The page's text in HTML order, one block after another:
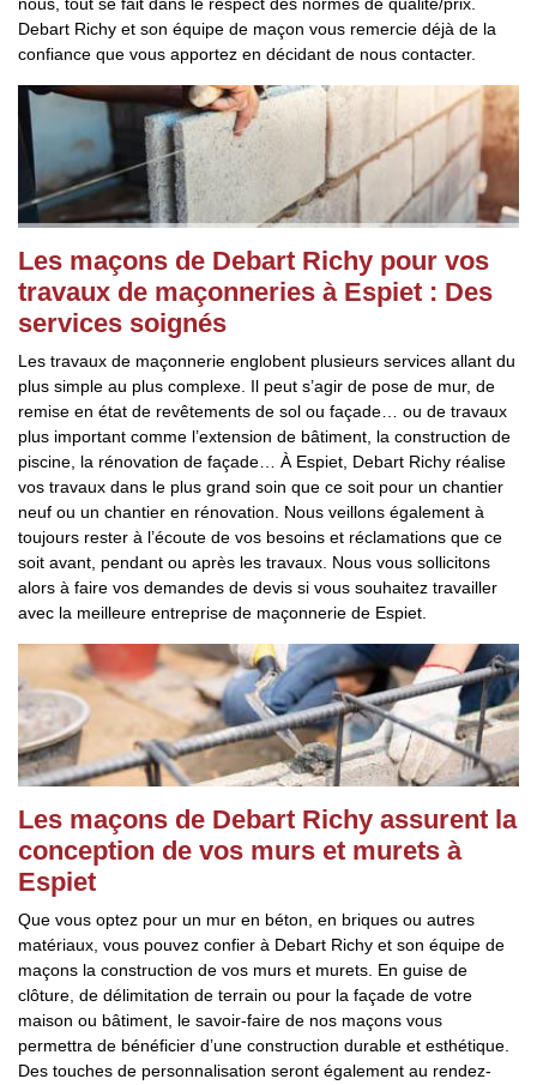
Debart Richy et son équipe de maçon vous remercie déjà de la
confiance que vous apportez en décidant de nous contacter.
Les maçons de Debart Richy pour vos
travaux de maçonneries à Espiet : Des
services soignés
Les travaux de maçonnerie englobent plusieurs services allant du
plus simple au plus complexe. Il peut s’agir de pose de mur, de
remise en état de revêtements de sol ou façade… ou de travaux
plus important comme l’extension de bâtiment, la construction de
piscine, la rénovation de façade… À Espiet, Debart Richy réalise
vos travaux dans le plus grand soin que ce soit pour un chantier
neuf ou un chantier en rénovation. Nous veillons également à
toujours rester à l’écoute de vos besoins et réclamations que ce
soit avant, pendant ou après les travaux. Nous vous sollicitons
alors à faire vos demandes de devis si vous souhaitez travailler
avec la meilleure entreprise de maçonnerie de Espiet.
Les maçons de Debart Richy assurent la
conception de vos murs et murets à
Espiet
Que vous optez pour un mur en béton, en briques ou autres
matériaux, vous pouvez confier à Debart Richy et son équipe de
maçons la construction de vos murs et murets. En guise de
clôture, de délimitation de terrain ou pour la façade de votre
maison ou bâtiment, le savoir-faire de nos maçons vous
permettra de bénéficier d’une construction durable et esthétique.
Des touches de personnalisation seront également au rendez-